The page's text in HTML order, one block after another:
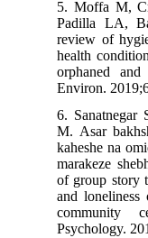
5. Moffa M,
Padilla LA,
review of
health
orphaned
Environ.
6.
M. Asar
kaheshe na
marakeze
of group story
and
community
Psychology.